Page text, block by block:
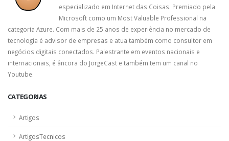
CATEGORIAS
Artigos
ArtigosTecnicos
especializado em Internet das Coisas. Premiado pela
Microsoft como um Most Valuable Professional na
categoria Azure. Com mais de 25 anos de experiência no mercado de
tecnologia é advisor de empresas e atua também como consultor em
negócios digitais conectados. Palestrante em eventos nacionais e
internacionais, é âncora do JorgeCast e também tem um canal no
Youtube.